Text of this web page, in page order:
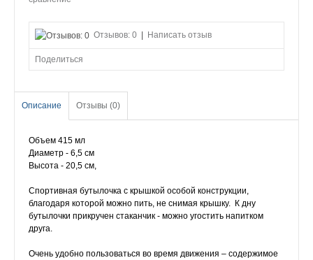
Отзывов: 0 Написать отзыв
Поделиться
Описание Отзывы (0)
Объем 415 мл
Диаметр - 6,5 см
Высота - 20,5 см,
Спортивная бутылочка с крышкой особой конструкции,
благодаря которой можно пить, не снимая крышку. К дну
бутылочки прикручен стаканчик - можно угостить напитком
друга.
Очень удобно пользоваться во время движения – содержимое